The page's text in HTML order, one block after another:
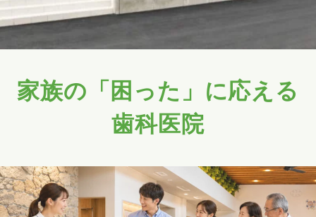
家族の「困った」に応える
歯科医院